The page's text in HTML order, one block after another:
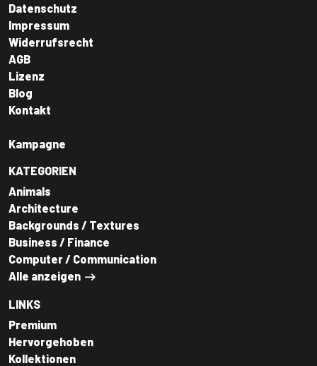
Datenschutz
Impressum
Widerrufsrecht
AGB
Lizenz
Blog
Kontakt
Kampagne
KATEGORIEN
Animals
Architecture
Backgrounds / Textures
Business / Finance
Computer / Communication
Alle anzeigen
LINKS
Premium
Hervorgehoben
Kollektionen